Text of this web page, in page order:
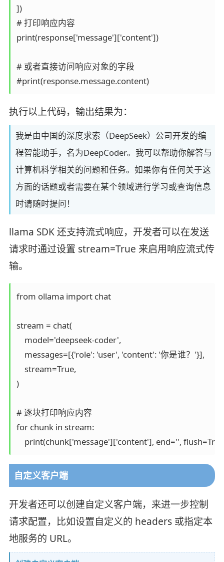
])
# 打印响应内容
print(response['message']['content'])
# 或者直接访问响应对象的字段
#print(response.message.content)
执行以上代码，输出结果为：
我是由中国的深度求索（DeepSeek）公司开发的编
程智能助手，名为DeepCoder。我可以帮助你解答与
计算机科学相关的问题和任务。如果你有任何关于这
方面的话题或者需要在某个领域进行学习或查询信息
时请随时提问！
llama SDK 还支持流式响应，开发者可以在发送
请求时通过设置 stream=True 来启用响应流式传
输。
from ollama import chat
stream = chat(
    model='deepseek-coder',
    messages=[{'role': 'user', 'content': '你是谁？'}],
    stream=True,
)
# 逐块打印响应内容
for chunk in stream:
print(chunk['message']['content'], end='',
自定义客户端
开发者还可以创建自定义客户端，来进一步控制
请求配置，比如设置自定义的 headers 或指定本
地服务的 URL。